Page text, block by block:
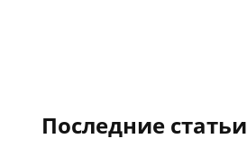
Последние статьи